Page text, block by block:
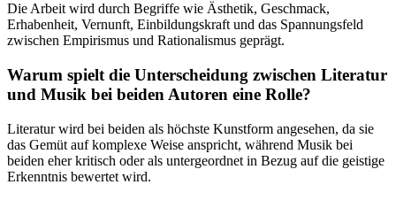
Die Arbeit wird durch Begriffe wie Ästhetik, Geschmack,
Erhabenheit, Vernunft, Einbildungskraft und das Spannungsfeld
zwischen Empirismus und Rationalismus geprägt.
Warum spielt die Unterscheidung zwischen Literatur
und Musik bei beiden Autoren eine Rolle?
Literatur wird bei beiden als höchste Kunstform angesehen, da sie
das Gemüt auf komplexe Weise anspricht, während Musik bei
beiden eher kritisch oder als untergeordnet in Bezug auf die geistige
Erkenntnis bewertet wird.